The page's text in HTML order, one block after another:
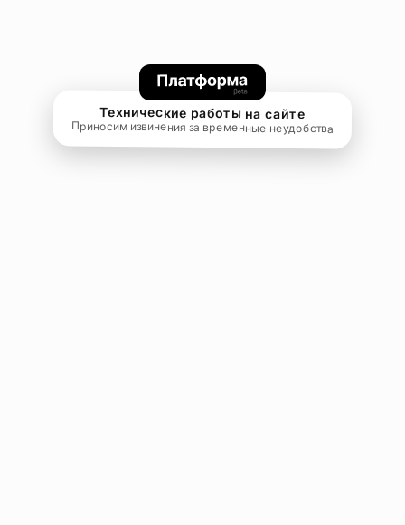
Технические работы на сайте
Приносим извинения за временные неудобства